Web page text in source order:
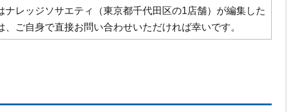
レッジソサエティ（東京都千代田区の1店舗）が編集した
ご自身で直接お問い合わせいただければ幸いです。